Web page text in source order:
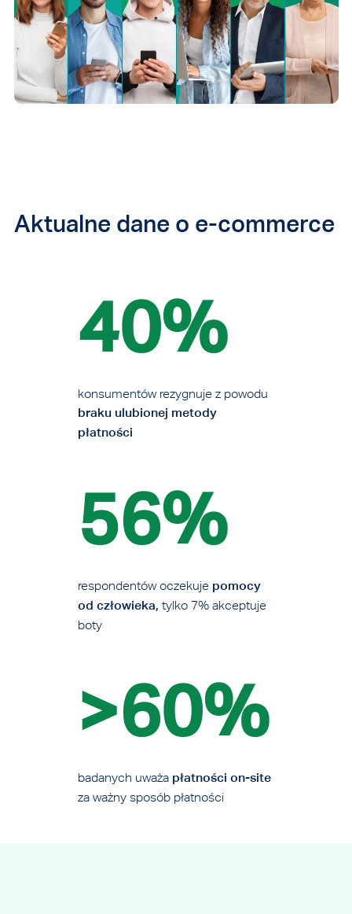
Aktualne dane o e-commerce
40%
konsumentów rezygnuje z powodu
braku ulubionej metody
płatności
56%
respondentów oczekuje pomocy
od człowieka, tylko 7% akceptuje
boty
>60%
badanych uważa płatności on-site
za ważny sposób płatności